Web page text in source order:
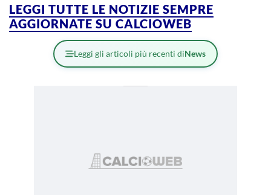
LEGGI TUTTE LE NOTIZIE SEMPRE
AGGIORNATE SU CALCIOWEB
Leggi gli articoli più recenti diNews